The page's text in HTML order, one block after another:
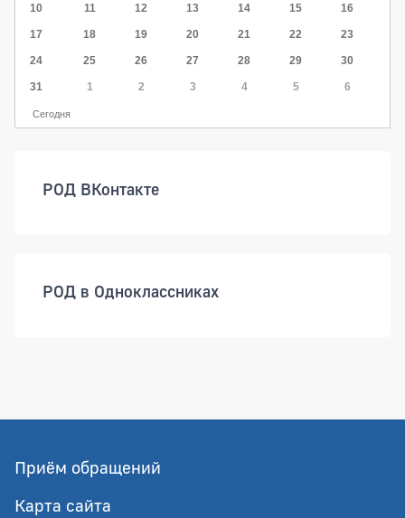
10 11 12 13 14 15 16
17 18 19 20 21 22 23
24 25 26 27 28 29 30
31 1 2 3 4 5 6
Сегодня
РОД ВКонтакте
РОД в Одноклассниках
Приём обращений
Карта сайта